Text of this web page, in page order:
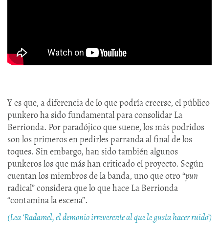
Y es que, a diferencia de lo que podría creerse, el público
punkero ha sido fundamental para consolidar La
Berrionda. Por paradójico que suene, los más podridos
son los primeros en pedirles parranda al final de los
toques. Sin embargo, han sido también algunos
punkeros los que más han criticado el proyecto. Según
cuentan los miembros de la banda, uno que otro “pun
radical” considera que lo que hace La Berrionda
“contamina la escena”.
(Lea ‘Radamel, el demonio irreverente al que le gusta hacer ruido’)